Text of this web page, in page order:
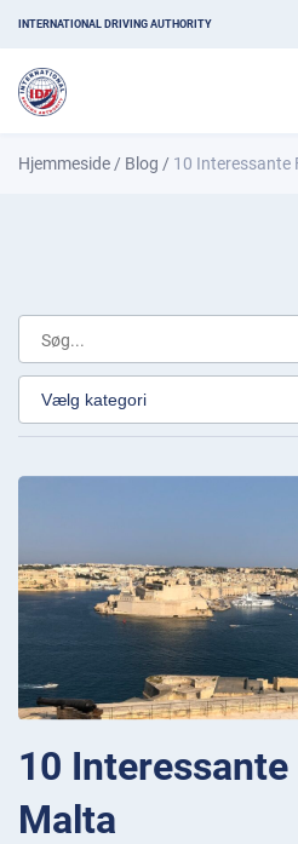
INTERNATIONAL DRIVING AUTHORITY
Hjemmeside / Blog / 10 Interessante
10 Interessante
Malta